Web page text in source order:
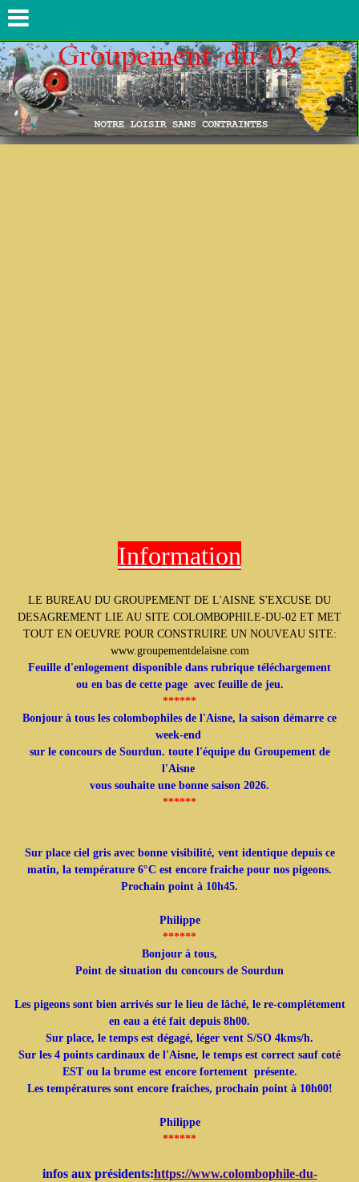
Information
LE BUREAU DU GROUPEMENT DE L'AISNE S'EXCUSE DU
DESAGREMENT LIE AU SITE COLOMBOPHILE-DU-02 ET MET
TOUT EN OEUVRE POUR CONSTRUIRE UN NOUVEAU SITE:
www.groupementdelaisne.com
Feuille d'enlogement disponible dans rubrique téléchargement
ou en bas de cette page avec feuille de jeu.
******
Bonjour à tous les colombophiles de l'Aisne, la saison démarre ce
week-end
sur le concours de Sourdun. toute l'équipe du Groupement de
l'Aisne
vous souhaite une bonne saison 2026.
******
Sur place ciel gris avec bonne visibilité, vent identique depuis ce
matin, la température 6°C est encore fraiche pour nos pigeons.
Prochain point à 10h45.
Philippe
******
Bonjour à tous,
Point de situation du concours de Sourdun
Les pigeons sont bien arrivés sur le lieu de lâché, le re-complétement
en eau a été fait depuis 8h00.
Sur place, le temps est dégagé, léger vent S/SO 4kms/h.
Sur les 4 points cardinaux de l'Aisne, le temps est correct sauf coté
EST ou la brume est encore fortement présente.
Les températures sont encore fraiches, prochain point à 10h00!
Philippe
******
infos aux présidents:https://www.colombophile-du-